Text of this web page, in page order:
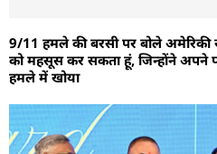
9/11 हमले की बरसी पर बोले अमेरिकी
को महसूस कर सकता हूं, जिन्होंने अपने
हमले में खोया